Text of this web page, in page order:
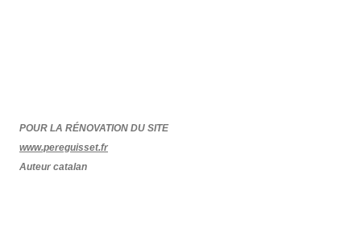
POUR LA RÉNOVATION DU SITE
www.pereguisset.fr
Auteur catalan